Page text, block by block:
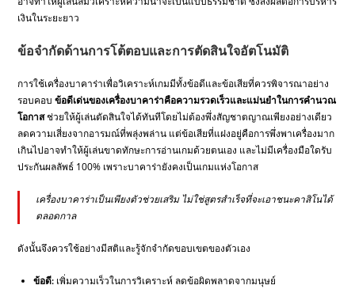
เงินในระยะยาว
ข้อจำกัดด้านการโต้ตอบและการตัดสินใจอัตโนมัติ
การใช้เครื่องบาคาร่าเพื่อวิเคราะห์เกมมีทั้งข้อดีและข้อเสียที่ควรพิจารณาอย่าง
รอบคอบข้อดีเด่นของเครื่องบาคาร่าคือความรวดเร็วและแม่นยำในการคำนวณ
โอกาสช่วยให้ผู้เล่นตัดสินใจได้ทันทีโดยไม่ต้องพึ่งสัญชาตญาณเพียงอย่างเดียว
ลดความเสี่ยงจากอารมณ์ที่พลุ่งพล่าน แต่ข้อเสียที่แฝงอยู่คือการพึ่งพาเครื่องมาก
เกินไปอาจทำให้ผู้เล่นขาดทักษะการอ่านเกมด้วยตนเอง และไม่มีเครื่องมือใดรับ
ประกันผลลัพธ์ 100% เพราะบาคาร่ายังคงเป็นเกมแห่งโอกาส
เครื่องบาคาร่าเป็นเพียงตัวช่วยเสริม ไม่ใช่สูตรสำเร็จที่จะเอาชนะคาสิโนได้
ตลอดกาล
ดังนั้นจึงควรใช้อย่างมีสติและรู้จักจำกัดขอบเขตของตัวเอง
ข้อดี: เพิ่มความเร็วในการวิเคราะห์ ลดข้อผิดพลาดจากมนุษย์